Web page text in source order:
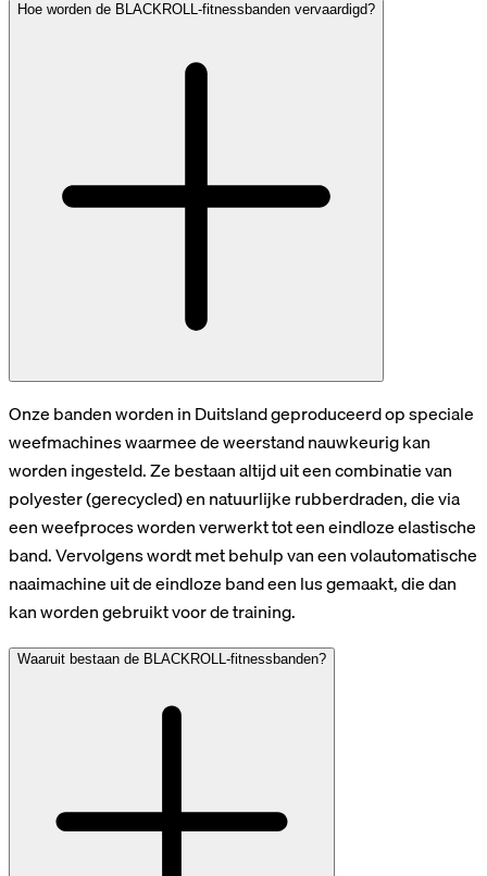
Hoe worden de BLACKROLL-fitnessbanden vervaardigd?
Onze banden worden in Duitsland geproduceerd op speciale
weefmachines waarmee de weerstand nauwkeurig kan
worden ingesteld. Ze bestaan altijd uit een combinatie van
polyester (gerecycled) en natuurlijke rubberdraden, die via
een weefproces worden verwerkt tot een eindloze elastische
band. Vervolgens wordt met behulp van een volautomatische
naaimachine uit de eindloze band een lus gemaakt, die dan
kan worden gebruikt voor de training.
Waaruit bestaan de BLACKROLL-fitnessbanden?